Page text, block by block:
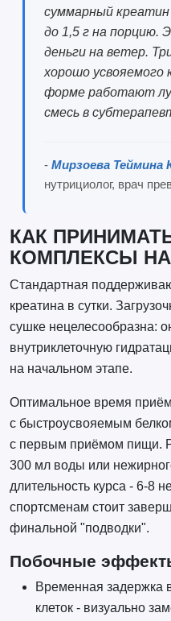
суммарный
до 1,5 г на порцию.
деньги на ветер.
хорошо усвояемого
форме работают
смесь в
- Мирзоева Теймина
нутрициолог, врач
КАК
КОМПЛЕКСЫ
Стандартная
креатина в сутки.
сушке нецелесообразна:
внутриклеточную
на начальном этапе.
Оптимальное время
с быстроусвояемым
с первым приёмом пищи.
300 мл воды или
длительность курса - 6-8
спортсменам стоит
финальной "подводки".
Побочные
Временная
клеток - визуально